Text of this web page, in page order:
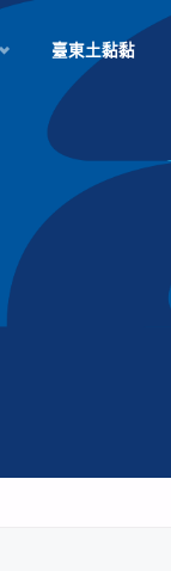
臺東土黏黏